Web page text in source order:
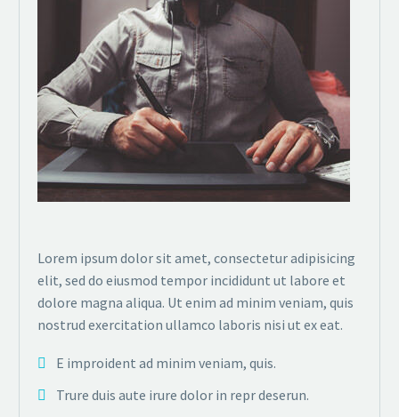
Lorem ipsum dolor sit amet, consectetur adipisicing
elit, sed do eiusmod tempor incididunt ut labore et
dolore magna aliqua. Ut enim ad minim veniam, quis
nostrud exercitation ullamco laboris nisi ut ex eat.
E improident ad minim veniam, quis.
Trure duis aute irure dolor in repr deserun.